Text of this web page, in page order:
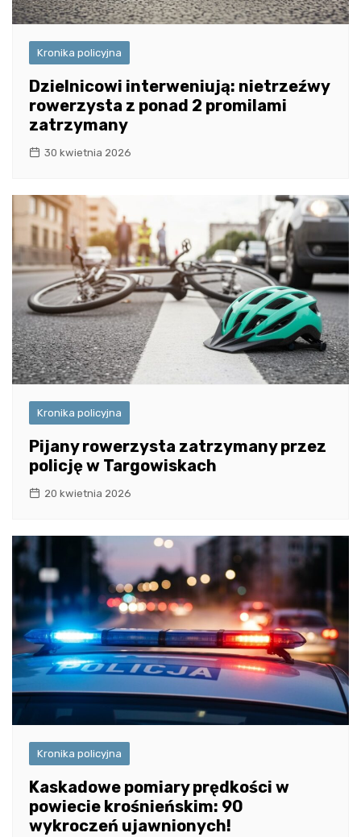
Kronika policyjna
Dzielnicowi interweniują: nietrzeźwy
rowerzysta z ponad 2 promilami
zatrzymany
30 kwietnia 2026
Kronika policyjna
Pijany rowerzysta zatrzymany przez
policję w Targowiskach
20 kwietnia 2026
Kronika policyjna
Kaskadowe pomiary prędkości w
powiecie krośnieńskim: 90
wykroczeń ujawnionych!